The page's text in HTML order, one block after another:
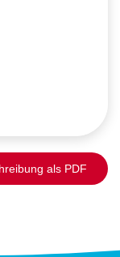
als PDF